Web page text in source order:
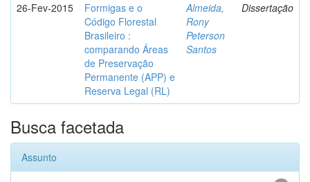
26-Fev-2015
Formigas e o
Código Florestal
Brasileiro :
comparando Áreas
de Preservação
Permanente (APP) e
Reserva Legal (RL)
Almeida,
Rony
Peterson
Santos
Dissertação
Busca facetada
Assunto